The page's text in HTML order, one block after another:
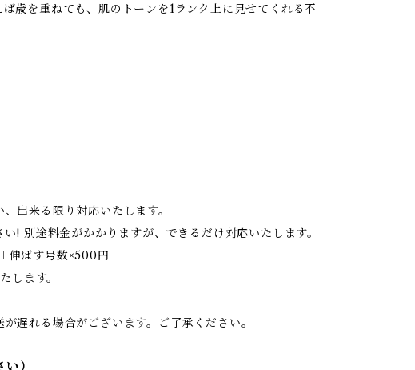
歳を重ねても、肌のトーンを1ランク上に見せてくれる不
出来る限り対応いたします。
! 別途料金がかかりますが、できるだけ対応いたします。
伸ばす号数×500円
します。
遅れる場合がございます。ご了承ください。
）